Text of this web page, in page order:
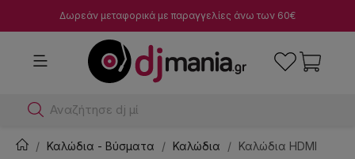
Δωρεάν μεταφορικά με παραγγελίες άνω των 60€
Αναζήτησε dj μίκτες
Καλώδια - Βύσματα Καλώδια Καλώδια HDMI